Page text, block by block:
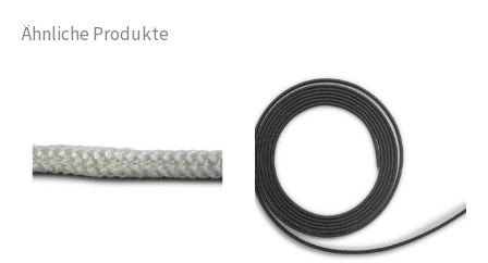
Ähnliche Produkte